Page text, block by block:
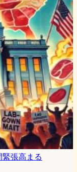
張高まる